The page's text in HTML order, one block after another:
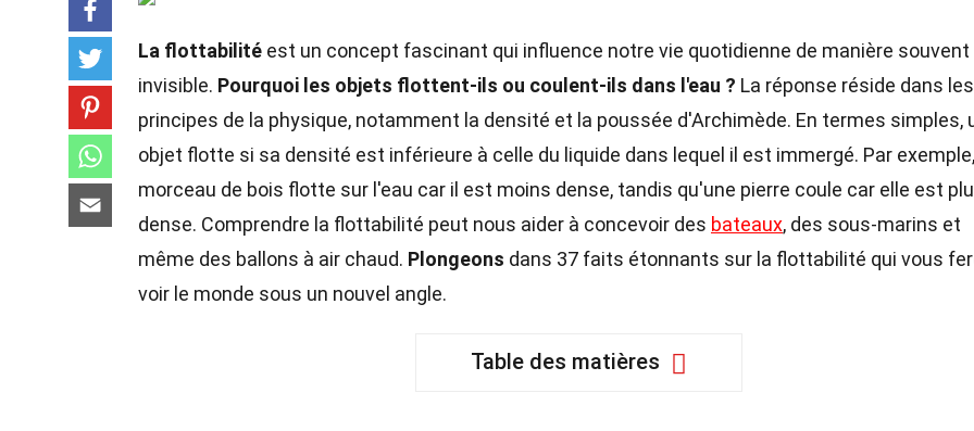
La flottabilité est un concept fascinant qui influence notre vie quotidienne de manière souvent
invisible. Pourquoi les objets flottent-ils ou coulent-ils dans l'eau ? La réponse réside dans les
principes de la physique, notamment la densité et la poussée d'Archimède. En termes simples,
objet flotte si sa densité est inférieure à celle du liquide dans lequel il est immergé. Par
morceau de bois flotte sur l'eau car il est moins dense, tandis qu'une pierre coule car elle est
dense. Comprendre la flottabilité peut nous aider à concevoir des bateaux, des sous-marins et
même des ballons à air chaud. Plongeons dans 37 faits étonnants sur la flottabilité qui vous
voir le monde sous un nouvel angle.
Table des matières